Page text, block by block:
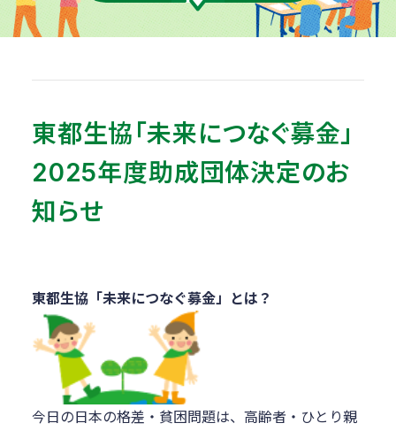
東都生協「未来につなぐ募金」
2025年度助成団体決定のお
知らせ
東都生協「未来につなぐ募金」とは？
今日の日本の格差・貧困問題は、高齢者・ひとり親